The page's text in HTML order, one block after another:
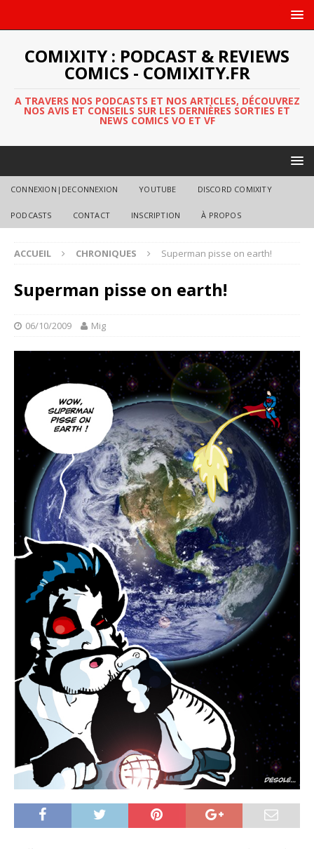
COMIXITY : PODCAST & REVIEWS
COMICS - COMIXITY.FR
A TRAVERS NOS PODCASTS ET NOS ARTICLES, DÉCOUVREZ
NOS AVIS ET CONSEILS SUR LES DERNIÈRES SORTIES ET
NEWS COMICS VO ET VF
CONNEXION|DECONNEXION YOUTUBE DISCORD COMIXITY
PODCASTS CONTACT INSCRIPTION À PROPOS
ACCUEIL CHRONIQUES Superman pisse on earth!
Superman pisse on earth!
06/10/2009 Mig